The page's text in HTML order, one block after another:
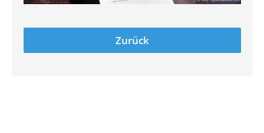
Zurück